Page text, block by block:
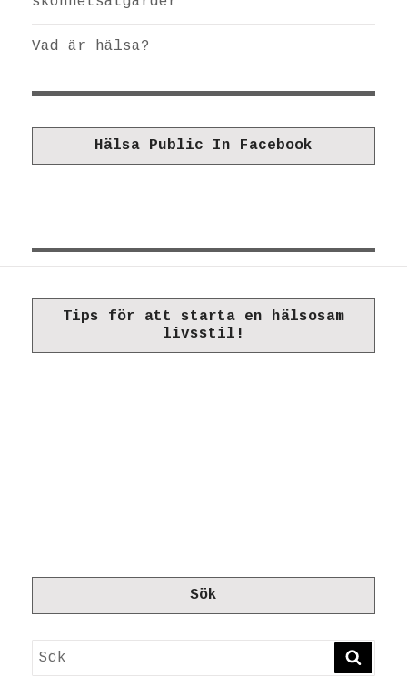
Vad är hälsa?
Hälsa Public In Facebook
Tips för att starta en hälsosam
livsstil!
Sök
Sök